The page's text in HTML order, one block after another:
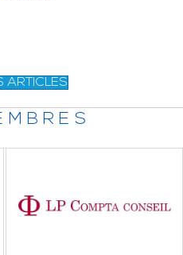
ARTICLES